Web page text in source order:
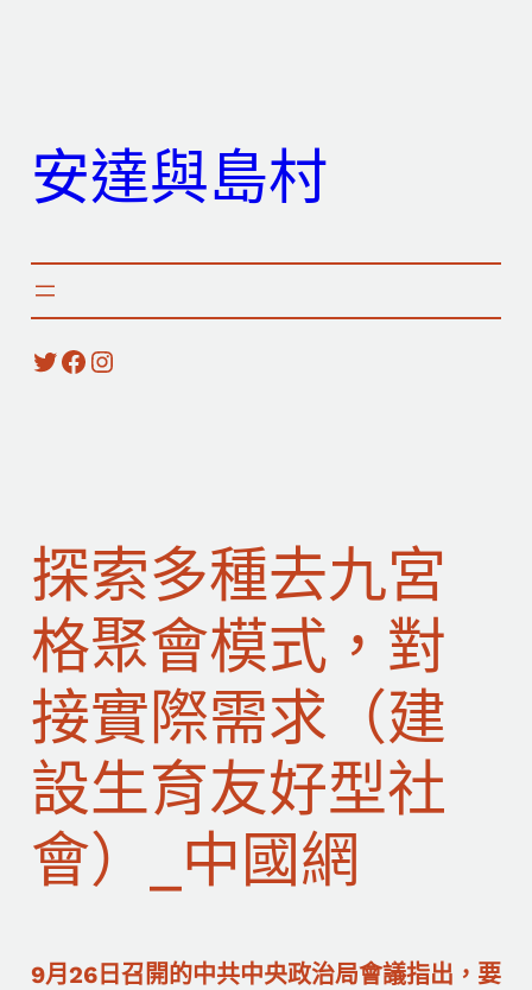
安達與島村
X Facebook Instagram
探索多種去九宮
格聚會模式，對
接實際需求（建
設生育友好型社
會）_中國網
9月26日召開的中共中央政治局會議指出，要